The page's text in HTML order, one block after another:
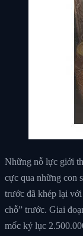
Những nỗ lực giới
cực qua những con
trước đã khép lại
chỗ” trước. Giai
mốc kỷ lục